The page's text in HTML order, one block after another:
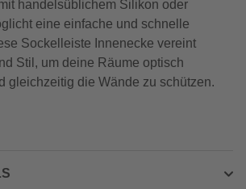
handelsüblichem Silikon oder
eine einfache und schnelle
Sockelleiste Innenecke vereint
Stil, um deine Räume optisch
gleichzeitig die Wände zu schützen.